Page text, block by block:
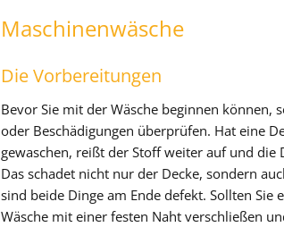
Maschinenwäsche
Die Vorbereitungen
Bevor Sie mit der Wäsche beginnen können,
oder Beschädigungen überprüfen. Hat eine
gewaschen, reißt der Stoff weiter auf und die
Das schadet nicht nur der Decke, sondern
sind beide Dinge am Ende defekt. Sollten Sie
Wäsche mit einer festen Naht verschließen